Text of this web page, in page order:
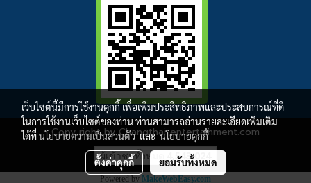
Copy right by Changthai-entertainment.com
ผู้เข้าชมทั้งหมด 4,543,024
Powered by MakeWebEasy.com
เว็บไซต์นี้มีการใช้งานคุกกี้ เพื่อเพิ่มประสิทธิภาพและประสบการณ์ที่ดี
ในการใช้งานเว็บไซต์ของท่าน ท่านสามารถอ่านรายละเอียดเพิ่มเติม
ได้ที่นโยบายความเป็นส่วนตัวและนโยบายคุกกี้
ตั้งค่าคุกกี้ ยอมรับทั้งหมด